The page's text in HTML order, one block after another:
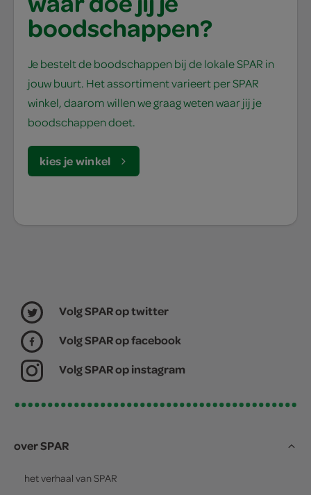
boodschappen?
Je bestelt de boodschappen bij de lokale SPAR in
jouw buurt. Het assortiment varieert per SPAR
winkel, daarom willen we graag weten waar jij je
boodschappen doet.
kies je winkel
Volg SPAR op twitter
Volg SPAR op facebook
Volg SPAR op instagram
over SPAR
het verhaal van SPAR